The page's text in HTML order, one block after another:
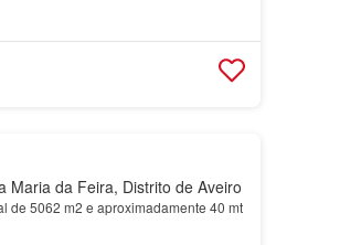
Maria da Feira, Distrito de Aveiro
de 5062 m2 e aproximadamente 40 mt